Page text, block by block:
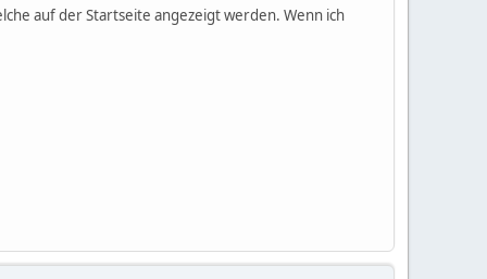
auf der Startseite angezeigt werden. Wenn ich